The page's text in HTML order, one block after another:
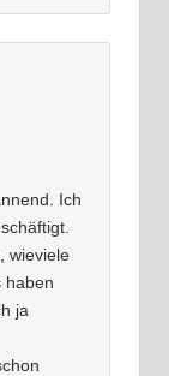
Ich
wieviele
haben
ja